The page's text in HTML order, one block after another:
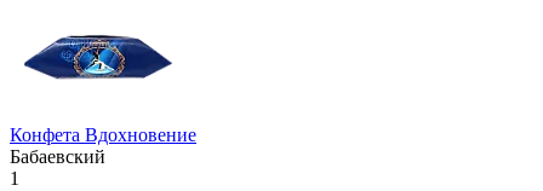
Конфета Вдохновение
Бабаевский
1